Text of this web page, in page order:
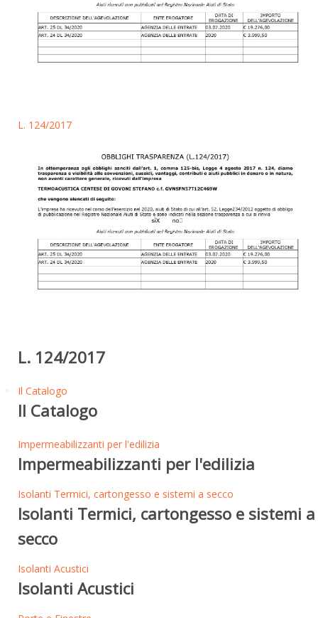
L. 124/2017
L. 124/2017
Il Catalogo
Il Catalogo
Impermeabilizzanti per l'edilizia
Impermeabilizzanti per l'edilizia
Isolanti Termici, cartongesso e sistemi a secco
Isolanti Termici, cartongesso e sistemi a
secco
Isolanti Acustici
Isolanti Acustici